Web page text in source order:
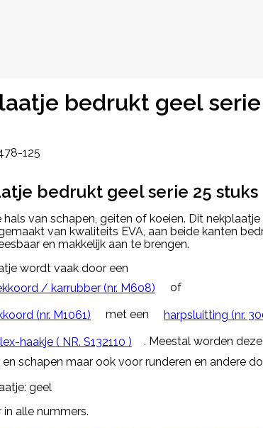
bedrukt geel serie
125
bedrukt geel serie 25 stuks
van schapen, geiten of koeien. Dit
van kwaliteits EVA, aan beide kanten
en makkelijk aan te brengen.
wordt vaak door een
/ karrubber (nr. M608)
of
(nr. M1061) met een harpsluitting (nr.
haakje ( NR. S132110 )
. Meestal worden
schapen maar ook voor runderen en andere
geel
in alle nummers.